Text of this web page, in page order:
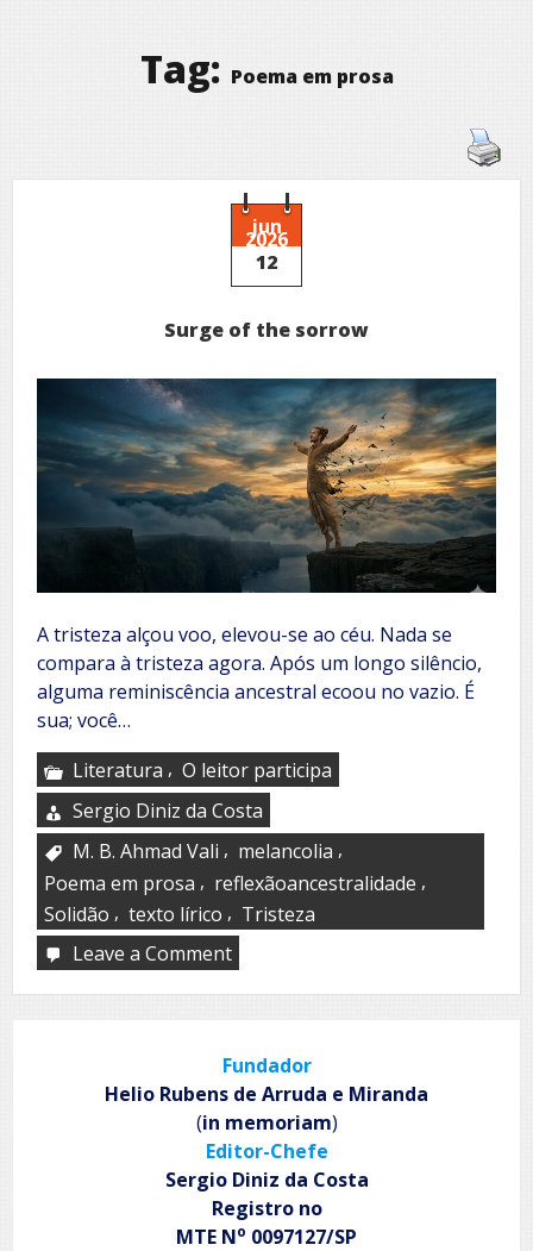
Tag: Poema em prosa
jun
2026
12
Surge of the sorrow
A tristeza alçou voo, elevou-se ao céu. Nada se
compara à tristeza agora. Após um longo silêncio,
alguma reminiscência ancestral ecoou no vazio. É
sua; você…
Literatura , O leitor participa
Sergio Diniz da Costa
M. B. Ahmad Vali , melancolia ,
Poema em prosa , reflexãoancestralidade ,
Solidão , texto lírico , Tristeza
Leave a Commenton
of
Fundador
Helio Rubens de Arruda e Miranda
(in memoriam)
Editor-Chefe
Sergio Diniz da Costa
Registro no
MTE No 0097127/SP